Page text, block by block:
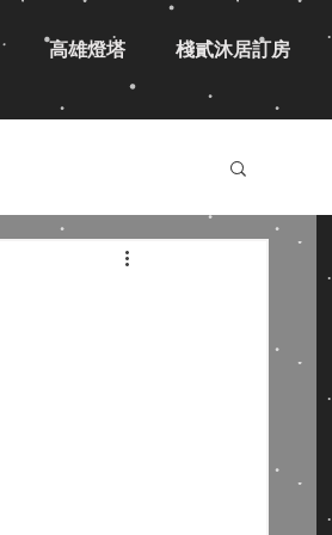
高雄燈塔 棧貳沐居訂房